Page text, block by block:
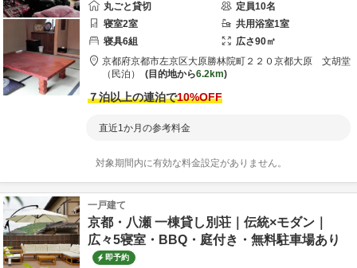
丸ごと貸切
定員10名
寝室2室 共用浴室1室
寝具6組 広さ90㎡
京都府京都市左京区大原勝林院町２２０ 京都大原 文胡堂
（民泊）
目的地から6.2km
７泊以上の連泊で10%OFF
直近1か月の参考料金
対象期間内に有効な料金設定がありません。
一戸建て
京都・八瀬 一棟貸し別荘｜伝統×モダン｜
広々5寝室・BBQ・庭付き・無料駐車場あり
即予約